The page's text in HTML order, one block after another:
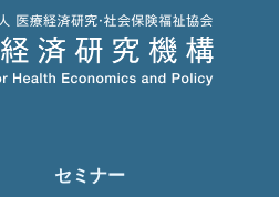
セミナー